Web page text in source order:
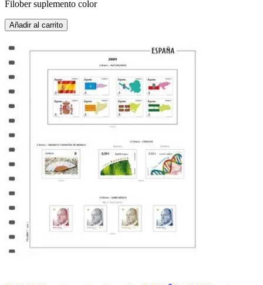
Filober suplemento color
Añadir al carrito